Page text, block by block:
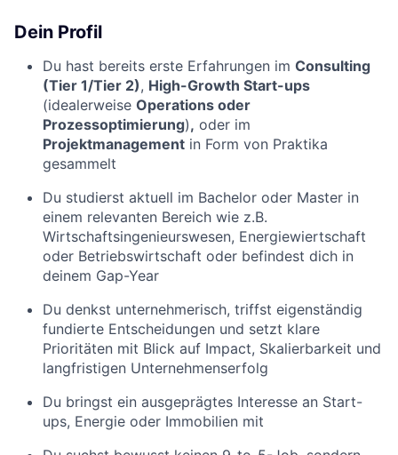
Dein Profil
Du hast bereits erste Erfahrungen im Consulting
(Tier 1/Tier 2), High-Growth Start-ups
(idealerweise Operations oder
Prozessoptimierung), oder im
Projektmanagement in Form von Praktika
gesammelt
Du studierst aktuell im Bachelor oder Master in
einem relevanten Bereich wie z.B.
Wirtschaftsingenieurswesen, Energiewiertschaft
oder Betriebswirtschaft oder befindest dich in
deinem Gap-Year
Du denkst unternehmerisch, triffst eigenständig
fundierte Entscheidungen und setzt klare
Prioritäten mit Blick auf Impact, Skalierbarkeit und
langfristigen Unternehmenserfolg
Du bringst ein ausgeprägtes Interesse an Start-
ups, Energie oder Immobilien mit